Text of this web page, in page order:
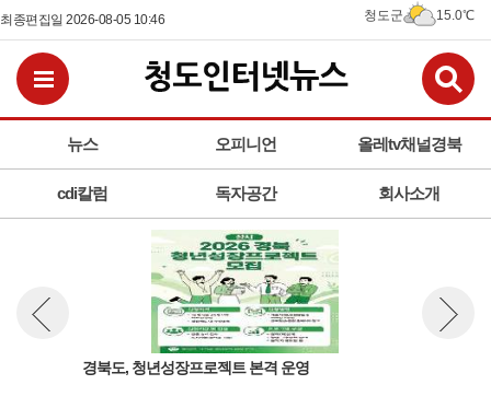
최종편집일 2026-08-05 10:46 청도군 15.0℃
뉴스 오피니언 올레tv채널경북
cdi칼럼 독자공간 회사소개
전체메뉴보기
경북도, 청년성장프로젝트 본격 운영
뉴스 이전보기